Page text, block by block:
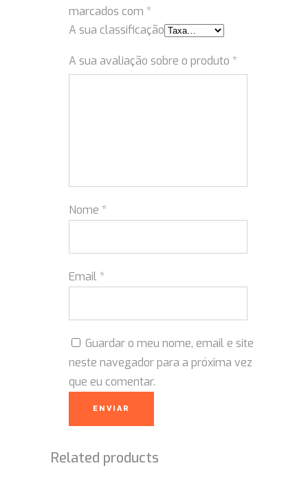
marcados com *
A sua classificação
A sua avaliação sobre o produto *
Nome *
Email *
Guardar o meu nome, email e site
neste navegador para a próxima vez
que eu comentar.
Related products